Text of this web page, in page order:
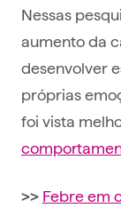
Nessas
aumento da
desenvolver
próprias
foi vista
>> Febre em